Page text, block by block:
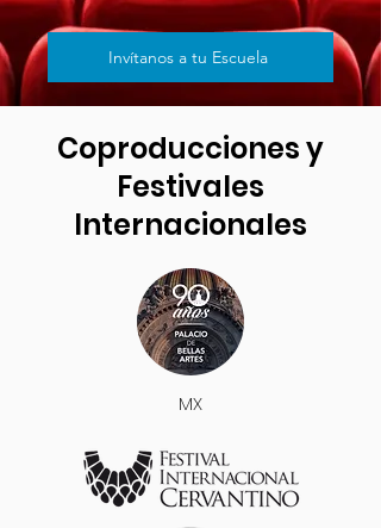
Invítanos a tu Escuela
Coproducciones y
Festivales
Internacionales
MX